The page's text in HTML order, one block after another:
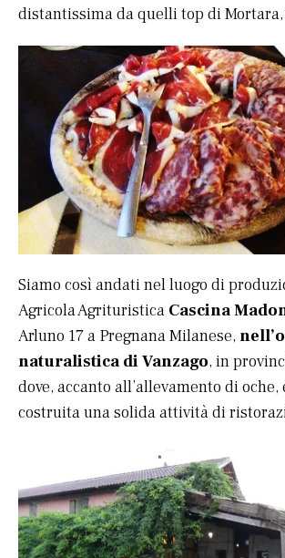
distantissima da quelli top di Mortara,
Siamo così andati nel luogo di
Agricola Agrituristica Cascina
Arluno 17 a Pregnana Milanese,
naturalistica di Vanzago, in
dove, accanto all’allevamento di oche,
costruita una solida attività di